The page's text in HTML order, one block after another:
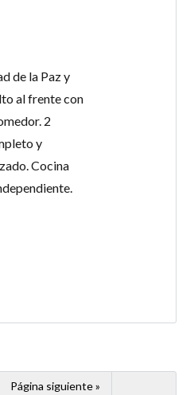
de la Paz y
al frente con
2
y
Cocina
Página siguiente »